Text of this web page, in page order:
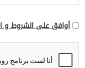
أوافق على الشروط و